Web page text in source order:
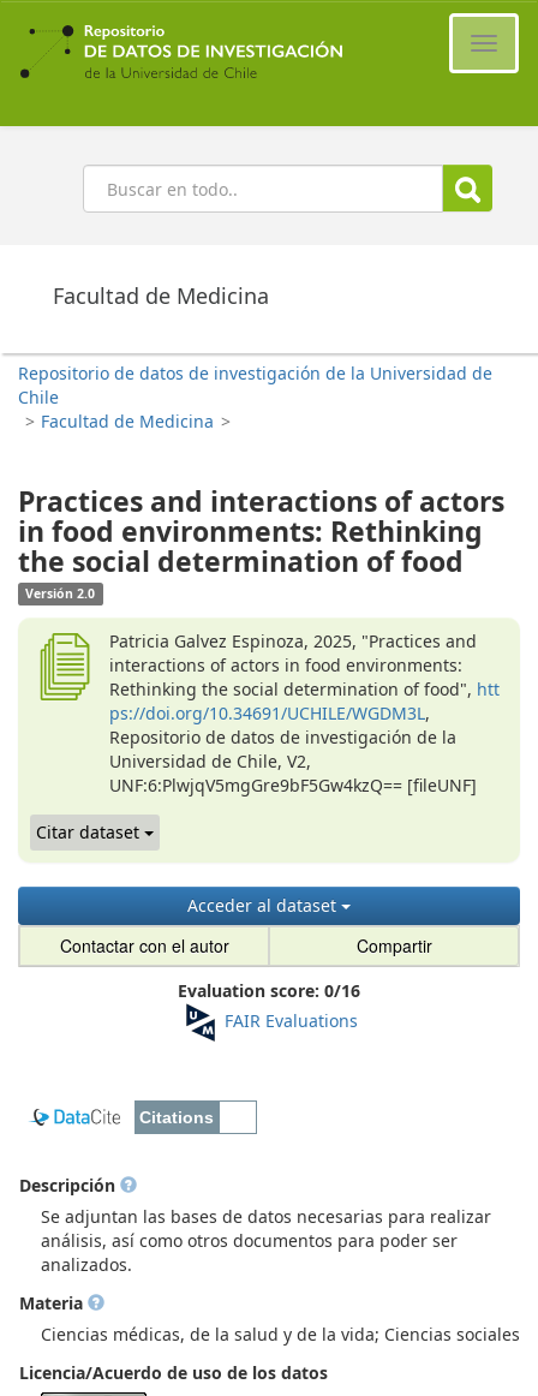
Ir
contenido
principal
Buscar
Facultad de Medicina
Repositorio de datos de investigación de la Universidad de
Chile
> Facultad de Medicina >
Practices and interactions of actors
in food environments: Rethinking
the social determination of food
Versión 2.0
Patricia Galvez Espinoza, 2025, "Practices and
interactions of actors in food environments:
Rethinking the social determination of food", htt
ps://doi.org/10.34691/UCHILE/WGDM3L,
Repositorio de datos de investigación de la
Universidad de Chile, V2,
UNF:6:PlwjqV5mgGre9bF5Gw4kzQ== [fileUNF]
Citar dataset
Acceder al dataset
Contactar con el autor Compartir
Evaluation score: 0/16
FAIR Evaluations
Descripción
Se adjuntan las bases de datos necesarias para realizar
análisis, así como otros documentos para poder ser
analizados.
Materia
Ciencias médicas, de la salud y de la vida; Ciencias sociales
Licencia/Acuerdo de uso de los datos